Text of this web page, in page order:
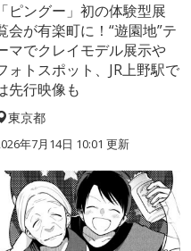
「ピングー」初の体験型展
会が有楽町に！“遊園地”テ
マでクレイモデル展示や
ォトスポット、JR上野駅で
先行映像も
東京都
年7月14日 10:01 更新